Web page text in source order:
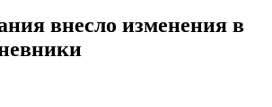
внесло изменения в